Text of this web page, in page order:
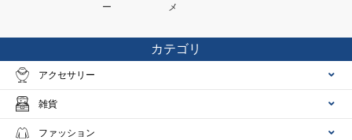
ー
メ
カテゴリ
アクセサリー
雑貨
ファッション